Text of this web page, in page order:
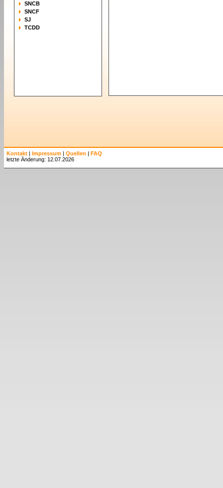
SNCB
SNCF
SJ
TCDD
Kontakt | Impressum | Quellen | FAQ
letzte Änderung: 12.07.2026